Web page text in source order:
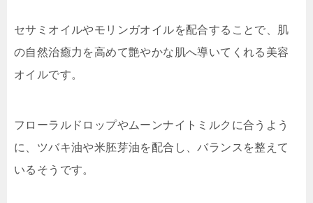
セサミオイルやモリンガオイルを配合することで、肌
の自然治癒力を高めて艶やかな肌へ導いてくれる美容
オイルです。
フローラルドロップやムーンナイトミルクに合うよう
に、ツバキ油や米胚芽油を配合し、バランスを整えて
いるそうです。